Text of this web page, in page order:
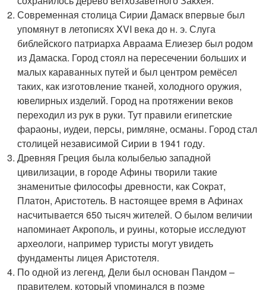
Современная столица Сирии Дамаск впервые был
упомянут в летописях XVI века до н. э. Слуга
библейского патриарха Авраама Елиезер был родом
из Дамаска. Город стоял на пересечении больших и
малых караванных путей и был центром ремёсел
таких, как изготовление тканей, холодного оружия,
ювелирных изделий. Город на протяжении веков
переходил из рук в руки. Тут правили египетские
фараоны, иудеи, персы, римляне, османы. Город стал
столицей независимой Сирии в 1941 году.
Древняя Греция была колыбелью западной
цивилизации, в городе Афины творили такие
знаменитые философы древности, как Сократ,
Платон, Аристотель. В настоящее время в Афинах
насчитывается 650 тысяч жителей. О былом величии
напоминает Акрополь, и руины, которые исследуют
археологи, например туристы могут увидеть
фундаменты лицея Аристотеля.
По одной из легенд, Дели был основан Пандом –
правителем, который упоминался в поэме